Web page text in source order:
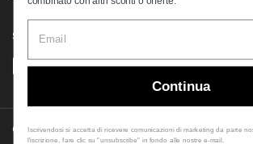
Supported payment methods
Copyright © 2026VXB Bearings.
Continua
Iscrivendosi si accetta di ricevere comunicazioni di marketing da parte
l'iscrizione, fare clic su "unsubscribe" in fondo alle nostre e-mail.